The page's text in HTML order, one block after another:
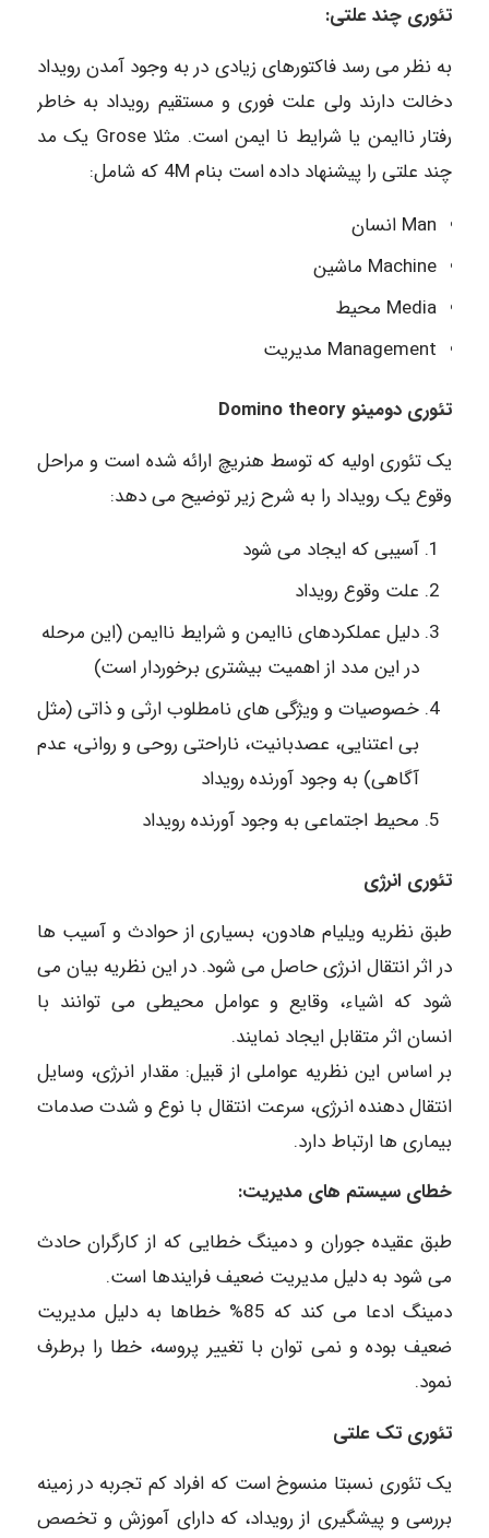
تئوری چند علتی:
به نظر می رسد فاکتورهای زیادی در به وجود آمدن رویداد
دخالت دارند ولی علت فوری و مستقیم رویداد به خاطر
رفتار ناایمن یا شرایط نا ایمن است. مثلا Grose یک مد
چند علتی را پیشنهاد داده است بنام 4M که شامل:
Man انسان
Machine ماشین
Media محیط
Management مدیریت
تئوری دومینو Domino theory
یک تئوری اولیه که توسط هنریچ ارائه شده است و مراحل
وقوع یک رویداد را به شرح زیر توضیح می دهد:
آسیبی که ایجاد می شود
علت وقوع رویداد
دلیل عملکردهای ناایمن و شرایط ناایمن (این مرحله
در این مدد از اهمیت بیشتری برخوردار است)
خصوصیات و ویژگی های نامطلوب ارثی و ذاتی (مثل
بی اعتنایی، عصدبانیت، ناراحتی روحی و روانی، عدم
آگاهی) به وجود آورنده رویداد
محیط اجتماعی به وجود آورنده رویداد
تئوری انرژی
طبق نظریه ویلیام هادون، بسیاری از حوادث و آسیب ها
در اثر انتقال انرژی حاصل می شود. در این نظریه بیان می
شود که اشیاء، وقایع و عوامل محیطی می توانند با
انسان اثر متقابل ایجاد نمایند.
بر اساس این نظریه عواملی از قبیل: مقدار انرژی، وسایل
انتقال دهنده انرژی، سرعت انتقال با نوع و شدت صدمات
بیماری ها ارتباط دارد.
خطای سیستم های مدیریت:
طبق عقیده جوران و دمینگ خطایی که از کارگران حادث
می شود به دلیل مدیریت ضعیف فرایندها است.
دمینگ ادعا می کند که 85% خطاها به دلیل مدیریت
ضعیف بوده و نمی توان با تغییر پروسه، خطا را برطرف
نمود.
تئوری تک علتی
یک تئوری نسبتا منسوخ است که افراد کم تجربه در زمینه
بررسی و پیشگیری از رویداد، که دارای آموزش و تخصص